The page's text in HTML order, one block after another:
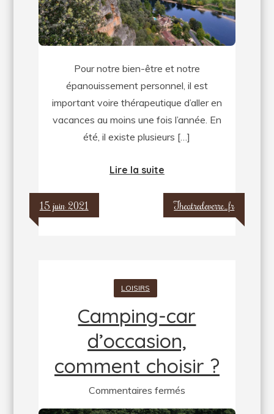
vacances
en
?
Pour notre bien-être et notre
épanouissement personnel, il est
important voire thérapeutique d’aller en
vacances au moins une fois l’année. En
été, il existe plusieurs […]
Lire la suite
15 juin 2021 Theatredeverre_fr
LOISIRS
Camping-car
d’occasion,
comment choisir ?
Commentaires ferméssur
Camping-